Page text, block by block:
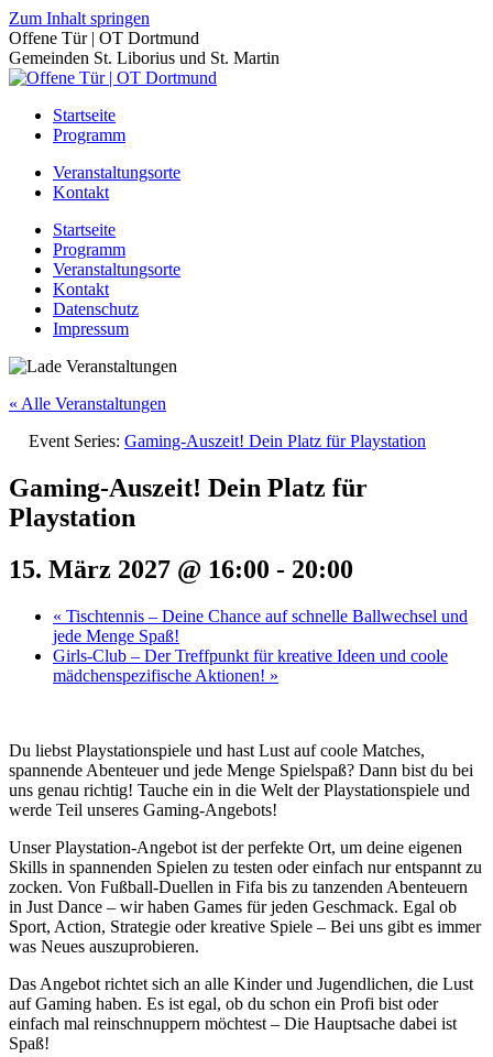
Zum Inhalt springen
Offene Tür | OT Dortmund
Gemeinden St. Liborius und St. Martin
Startseite
Programm
Veranstaltungsorte
Kontakt
Startseite
Programm
Veranstaltungsorte
Kontakt
Datenschutz
Impressum
« Alle Veranstaltungen
Event Series: Gaming-Auszeit! Dein Platz für Playstation
Gaming-Auszeit! Dein Platz für
Playstation
15. März 2027 @ 16:00 - 20:00
« Tischtennis – Deine Chance auf schnelle Ballwechsel und
jede Menge Spaß!
Girls-Club – Der Treffpunkt für kreative Ideen und coole
mädchenspezifische Aktionen! »
Du liebst Playstationspiele und hast Lust auf coole Matches,
spannende Abenteuer und jede Menge Spielspaß? Dann bist du bei
uns genau richtig! Tauche ein in die Welt der Playstationspiele und
werde Teil unseres Gaming-Angebots!
Unser Playstation-Angebot ist der perfekte Ort, um deine eigenen
Skills in spannenden Spielen zu testen oder einfach nur entspannt zu
zocken. Von Fußball-Duellen in Fifa bis zu tanzenden Abenteuern
in Just Dance – wir haben Games für jeden Geschmack. Egal ob
Sport, Action, Strategie oder kreative Spiele – Bei uns gibt es immer
was Neues auszuprobieren.
Das Angebot richtet sich an alle Kinder und Jugendlichen, die Lust
auf Gaming haben. Es ist egal, ob du schon ein Profi bist oder
einfach mal reinschnuppern möchtest – Die Hauptsache dabei ist
Spaß!